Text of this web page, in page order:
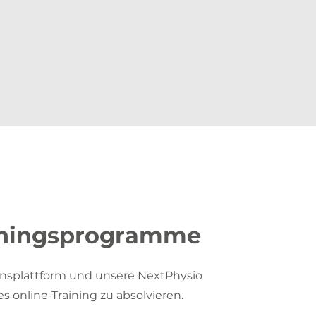
und unsere NextPhysio
online-Training zu absolvieren.